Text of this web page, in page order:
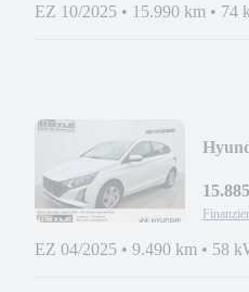
EZ 10/2025 • 15.990 km • 74
EZ 04/2025 • 9.490 km • 58